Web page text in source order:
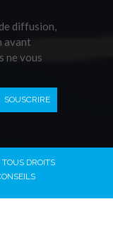
diffusion,
avant
ne vous
DROITS